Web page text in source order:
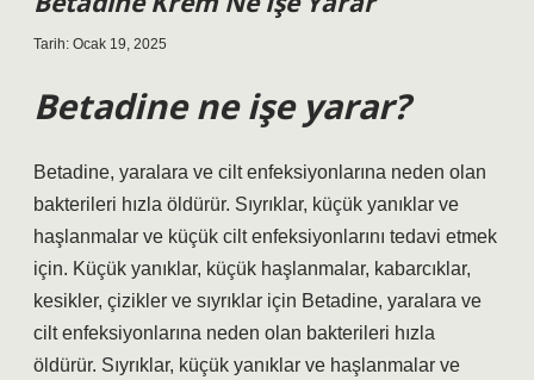
Tarih: Ocak 19, 2025
Betadine ne işe yarar?
Betadine, yaralara ve cilt enfeksiyonlarına neden olan
bakterileri hızla öldürür. Sıyrıklar, küçük yanıklar ve
haşlanmalar ve küçük cilt enfeksiyonlarını tedavi etmek
için. Küçük yanıklar, küçük haşlanmalar, kabarcıklar,
kesikler, çizikler ve sıyrıklar için Betadine, yaralara ve
cilt enfeksiyonlarına neden olan bakterileri hızla
öldürür. Sıyrıklar, küçük yanıklar ve haşlanmalar ve